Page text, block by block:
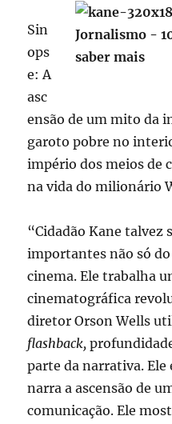
Sin
ops
e: A
asc
ensão de um mito da
garoto pobre no
império dos meios de
na vida do milionário
“Cidadão Kane talvez
importantes não só
cinema. Ele trabalha
cinematográfica
diretor Orson Wells
flashback,
parte da narrativa.
narra a ascensão de
comunicação. Ele